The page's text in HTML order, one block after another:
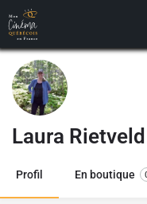
Laura Rietveld
Profil En boutique